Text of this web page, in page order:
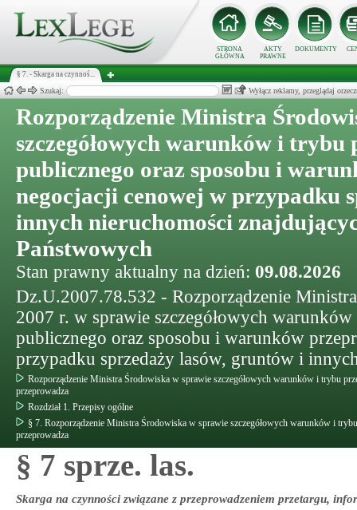
STRONA
GŁÓWNA
AKTY
PRAWNE
DOKUMENTY
§ 7. - Skarga na czynnoś...
Szukaj: Wyłącz reklamy, przeglądaj
Rozporządzenie Ministra
szczegółowych warunków i
publicznego oraz sposobu i
negocjacji cenowej w przypadku
innych nieruchomości
Państwowych
Stan prawny aktualny na dzień: 09.08.2026
Dz.U.2007.78.532 - Rozporządzenie
2007 r. w sprawie szczegółowych
publicznego oraz sposobu i warunków
przypadku sprzedaży lasów, gruntów i
Rozporządzenie Ministra Środowiska w sprawie szczegółowych warunków i trybu
przeprowadza
Rozdział 1. Przepisy ogólne
§ 7. Rozporządzenie Ministra Środowiska w sprawie szczegółowych warunków i
przeprowadza
§ 7 sprze. las.
Skarga na czynności związane z przeprowadzeniem przetargu,